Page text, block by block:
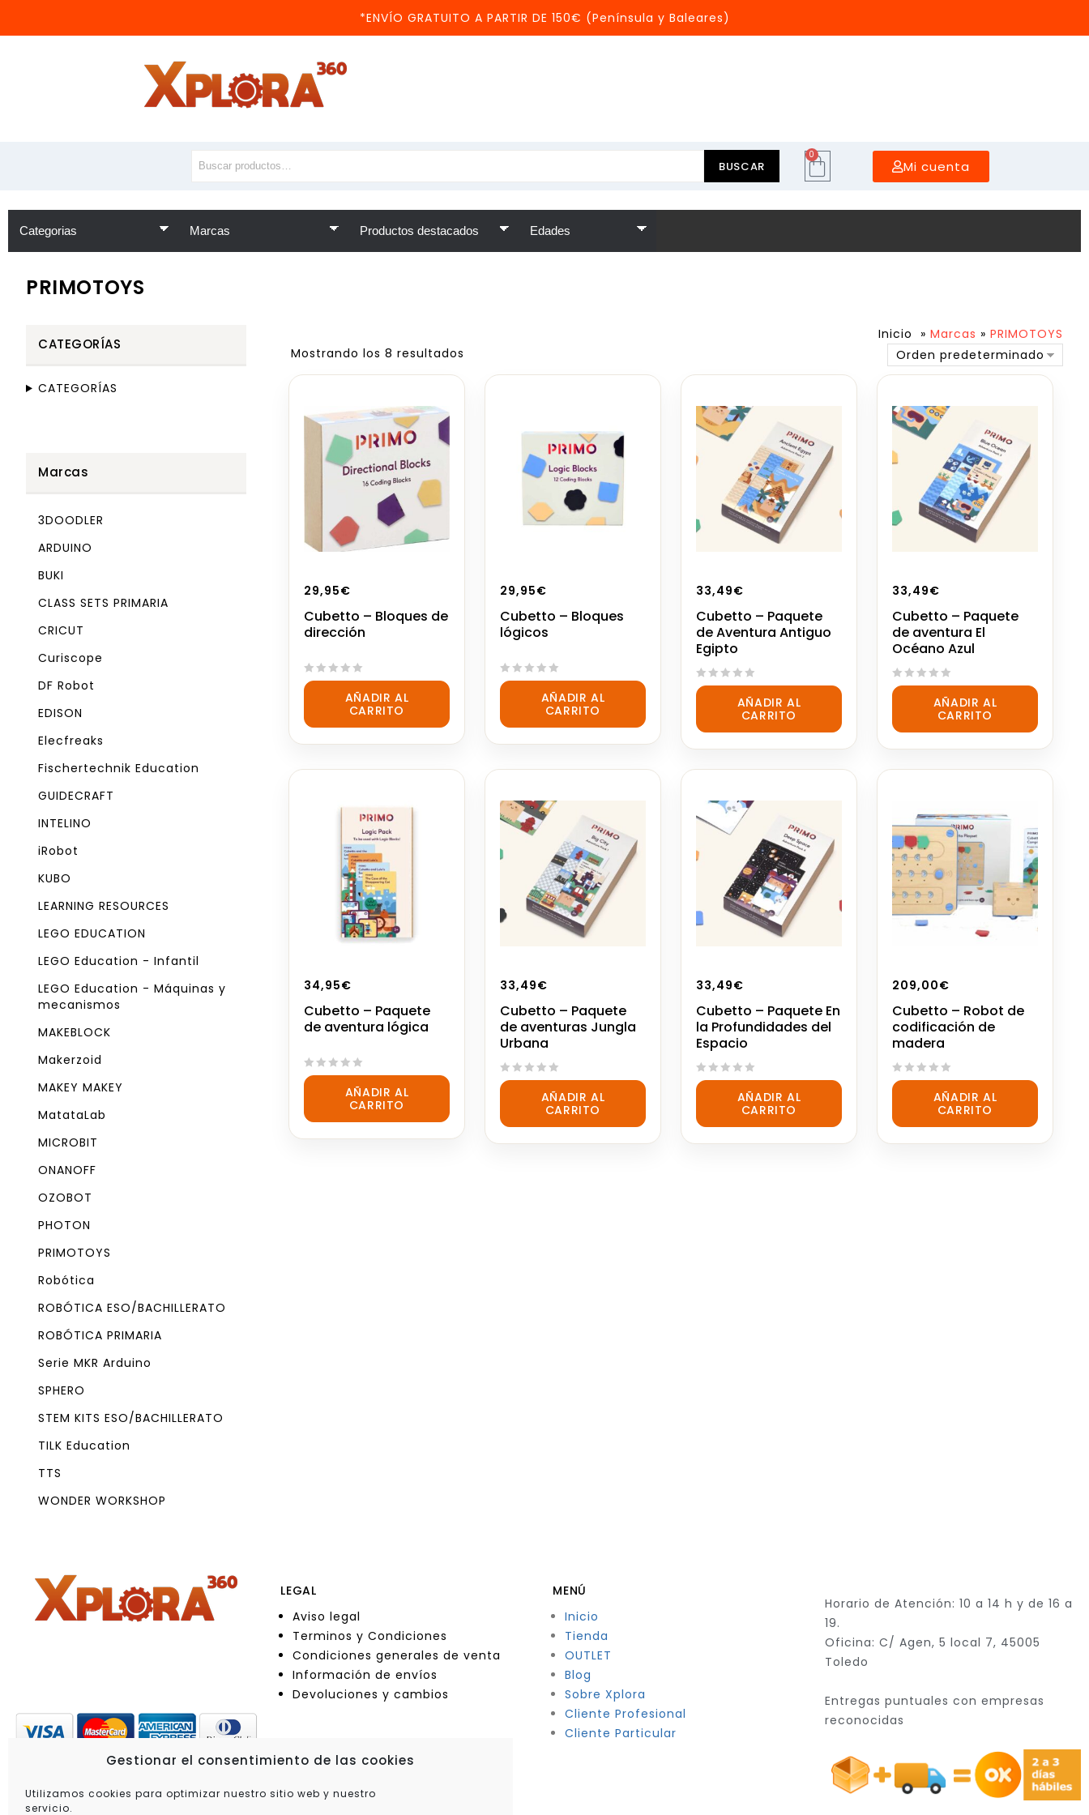
*ENVÍO GRATUITO A PARTIR DE 150€ (Península y Baleares)
Gestionar el consentimiento de las cookies
Utilizamos cookies para optimizar nuestro sitio web y nuestro
servicio.
BUSCAR
0
Mi cuenta
PRIMOTOYS
Inicio » Marcas » PRIMOTOYS
Mostrando los 8 resultados
Orden predeterminado
29,95€
Cubetto – Bloques de
dirección
0
5
AÑADIR AL
CARRITO
29,95€
Cubetto – Bloques
lógicos
0
5
AÑADIR AL
CARRITO
33,49€
Cubetto – Paquete
de Aventura Antiguo
Egipto
0
5
AÑADIR AL
CARRITO
33,49€
Cubetto – Paquete
de aventura El
Océano Azul
0
5
AÑADIR AL
CARRITO
34,95€
Cubetto – Paquete
de aventura lógica
0
5
AÑADIR AL
CARRITO
33,49€
Cubetto – Paquete
de aventuras Jungla
Urbana
0
5
AÑADIR AL
CARRITO
33,49€
Cubetto – Paquete En
la Profundidades del
Espacio
0
5
AÑADIR AL
CARRITO
209,00€
Cubetto – Robot de
codificación de
madera
0
5
AÑADIR AL
CARRITO
CATEGORÍAS
CATEGORÍAS
Marcas
3DOODLER
ARDUINO
BUKI
CLASS SETS PRIMARIA
CRICUT
Curiscope
DF Robot
EDISON
Elecfreaks
Fischertechnik Education
GUIDECRAFT
INTELINO
iRobot
KUBO
LEARNING RESOURCES
LEGO EDUCATION
LEGO Education - Infantil
LEGO Education - Máquinas y
mecanismos
MAKEBLOCK
Makerzoid
MAKEY MAKEY
MatataLab
MICROBIT
ONANOFF
OZOBOT
PHOTON
PRIMOTOYS
Robótica
ROBÓTICA ESO/BACHILLERATO
ROBÓTICA PRIMARIA
Serie MKR Arduino
SPHERO
STEM KITS ESO/BACHILLERATO
TILK Education
TTS
WONDER WORKSHOP
LEGAL
Aviso legal
Terminos y Condiciones
Condiciones generales de venta
Información de envíos
Devoluciones y cambios
MENÚ
Inicio
Tienda
OUTLET
Blog
Sobre Xplora
Cliente Profesional
Cliente Particular
Horario de Atención: 10 a 14 h y de 16 a
19.
Oficina: C/ Agen, 5 local 7, 45005
Toledo
Entregas puntuales con empresas
reconocidas